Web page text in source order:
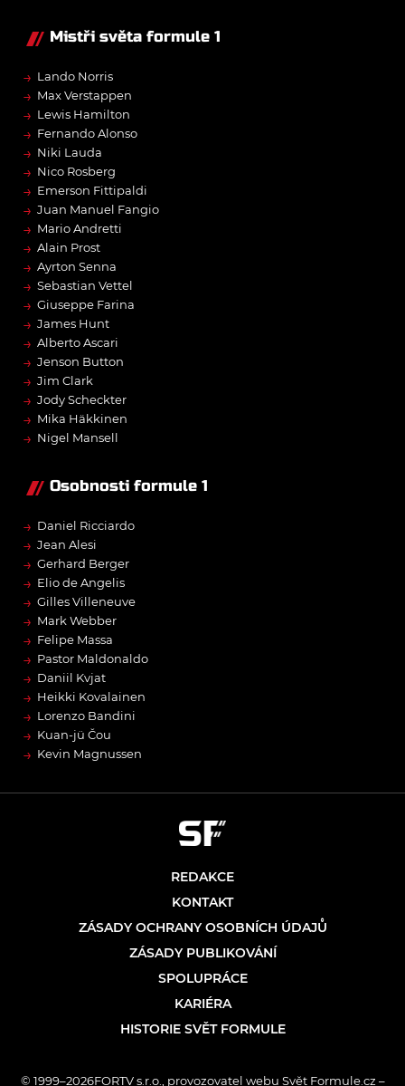
Mistři světa formule 1
→ Lando Norris
→ Max Verstappen
→ Lewis Hamilton
→ Fernando Alonso
→ Niki Lauda
→ Nico Rosberg
→ Emerson Fittipaldi
→ Juan Manuel Fangio
→ Mario Andretti
→ Alain Prost
→ Ayrton Senna
→ Sebastian Vettel
→ Giuseppe Farina
→ James Hunt
→ Alberto Ascari
→ Jenson Button
→ Jim Clark
→ Jody Scheckter
→ Mika Häkkinen
→ Nigel Mansell
Osobnosti formule 1
→ Daniel Ricciardo
→ Jean Alesi
→ Gerhard Berger
→ Elio de Angelis
→ Gilles Villeneuve
→ Mark Webber
→ Felipe Massa
→ Pastor Maldonaldo
→ Daniil Kvjat
→ Heikki Kovalainen
→ Lorenzo Bandini
→ Kuan-jü Čou
→ Kevin Magnussen
REDAKCE
KONTAKT
ZÁSADY OCHRANY OSOBNÍCH ÚDAJŮ
ZÁSADY PUBLIKOVÁNÍ
SPOLUPRÁCE
KARIÉRA
HISTORIE SVĚT FORMULE
© 1999–2026FORTV s.r.o., provozovatel webu Svět Formule.cz –